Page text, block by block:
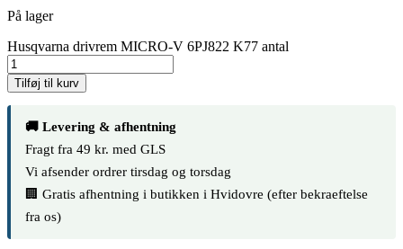
På lager
Husqvarna drivrem MICRO-V 6PJ822 K77 antal
Tilføj til kurv
🚚 Levering & afhentning
Fragt fra 49 kr. med GLS
Vi afsender ordrer tirsdag og torsdag
🏢 Gratis afhentning i butikken i Hvidovre (efter bekraeftelse
fra os)